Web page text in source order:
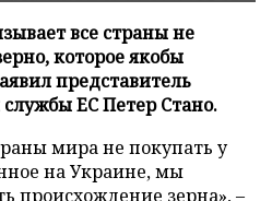
все страны не
которое якобы
представитель
ЕС Петер Стано.
мира не покупать у
на Украине, мы
происхождение зерна», –